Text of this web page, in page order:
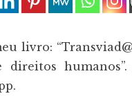
livro:
direitos humanos”.